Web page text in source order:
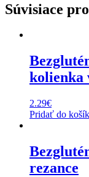
Súvisiace
kolienka
2.29€
Pridať do
rezance